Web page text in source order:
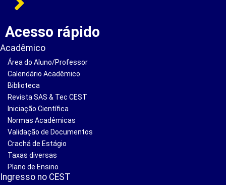
Acesso rápido
Acadêmico
Área do Aluno/Professor
Calendário Acadêmico
Biblioteca
Revista SAS & Tec CEST
Iniciação Científica
Normas Acadêmicas
Validação de Documentos
Crachá de Estágio
Taxas diversas
Plano de Ensino
Ingresso no CEST